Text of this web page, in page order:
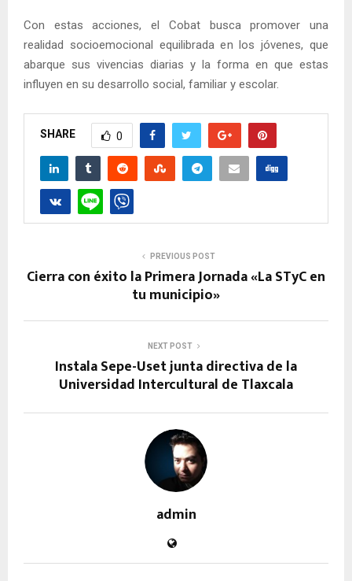
Con estas acciones, el Cobat busca promover una
realidad socioemocional equilibrada en los jóvenes, que
abarque sus vivencias diarias y la forma en que estas
influyen en su desarrollo social, familiar y escolar.
SHARE 0
PREVIOUS POST
Cierra con éxito la Primera Jornada «La STyC en
tu municipio»
NEXT POST
Instala Sepe-Uset junta directiva de la
Universidad Intercultural de Tlaxcala
admin